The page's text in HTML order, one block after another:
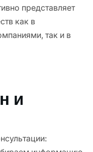
представляет
как в
так и в
и